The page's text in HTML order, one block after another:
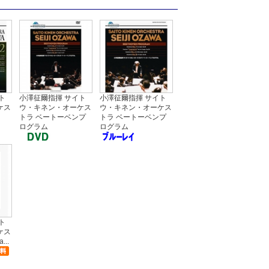
ス
小澤征爾指揮 サイト
ウ・キネン・オーケス
トラ ベートーベンプ
ログラム
小澤征爾指揮 サイト
ウ・キネン・オーケス
トラ ベートーベンプ
ログラム
ス